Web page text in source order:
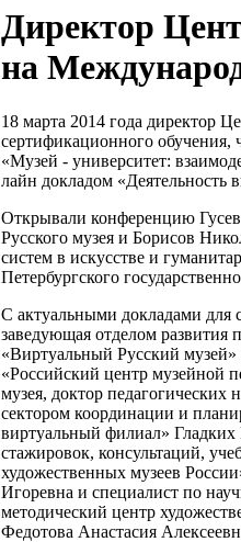
Директор
на
18 марта 2014 года директор
сертификационного
«Музей - университет:
лайн докладом «Деятельность
Открывали конференцию
Русского музея и Борисов
систем в искусстве и
Петербургского
С актуальными докладами для
заведующая отделом
«Виртуальный Русский
«Российский центр музейной
музея, доктор
сектором координации и
виртуальный филиал»
стажировок, консультаций,
художественных музеев
Игоревна и специалист по
методический центр
Федотова Анастасия